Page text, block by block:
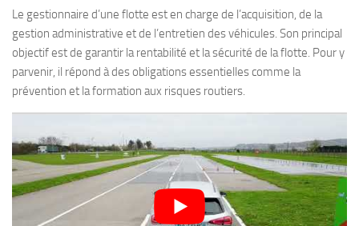
Le gestionnaire d’une flotte est en charge de l’acquisition, de la
gestion administrative et de l’entretien des véhicules. Son principal
objectif est de garantir la rentabilité et la sécurité de la flotte. Pour y
parvenir, il répond à des obligations essentielles comme la
prévention et la formation aux risques routiers.